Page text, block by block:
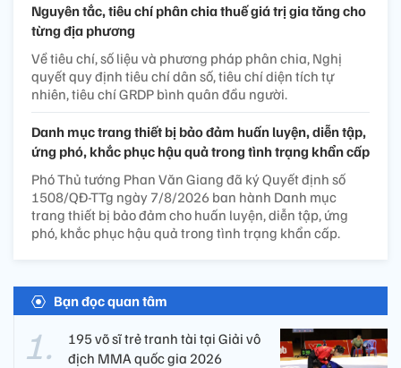
Nguyên tắc, tiêu chí phân chia thuế giá trị gia tăng cho
từng địa phương
Về tiêu chí, số liệu và phương pháp phân chia, Nghị
quyết quy định tiêu chí dân số, tiêu chí diện tích tự
nhiên, tiêu chí GRDP bình quân đầu người.
Danh mục trang thiết bị bảo đảm huấn luyện, diễn tập,
ứng phó, khắc phục hậu quả trong tình trạng khẩn cấp
Phó Thủ tướng Phan Văn Giang đã ký Quyết định số
1508/QĐ-TTg ngày 7/8/2026 ban hành Danh mục
trang thiết bị bảo đảm cho huấn luyện, diễn tập, ứng
phó, khắc phục hậu quả trong tình trạng khẩn cấp.
Bạn đọc quan tâm
195 võ sĩ trẻ tranh tài tại Giải vô
địch MMA quốc gia 2026